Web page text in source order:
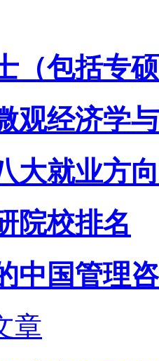
（包括专
观经济学
大就业方
院校排名
中国管理
章